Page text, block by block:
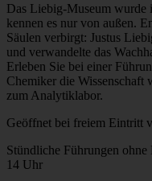
Das Liebig-Museum wurde
kennen es nur von außen.
Säulen verbirgt: Justus
und verwandelte das
Erleben Sie bei einer
Chemiker die
zum Analytiklabor.
Geöffnet bei freiem Eintritt
Stündliche Führungen
14 Uhr